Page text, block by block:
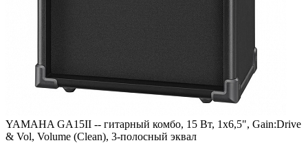
YAMAHA GA15II -- гитарный комбо, 15 Вт, 1x6,5", Gain:Drive
& Vol, Volume (Clean), 3-полосный эквал